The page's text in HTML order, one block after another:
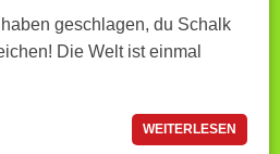
geschlagen, du Schalk
Die Welt ist einmal
WEITERLESEN